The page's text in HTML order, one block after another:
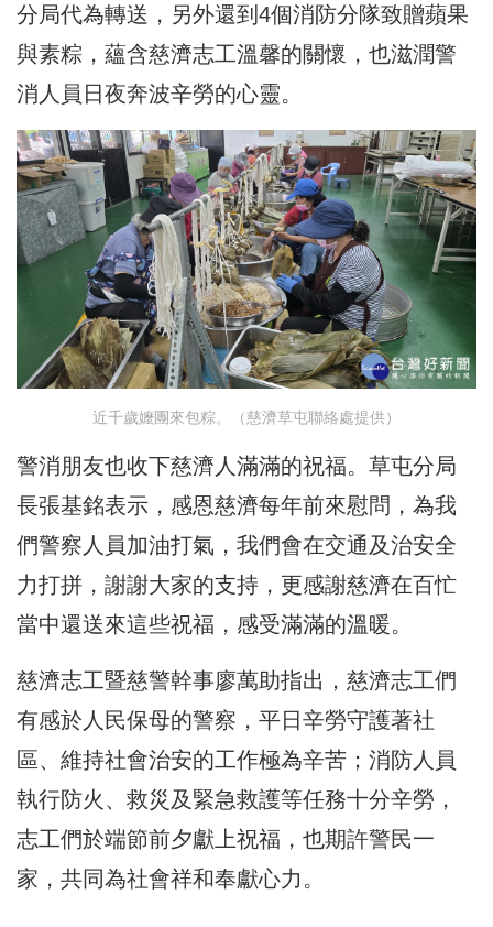
分局代為轉送，另外還到4個消防分隊致贈蘋果
與素粽，蘊含慈濟志工溫馨的關懷，也滋潤警
消人員日夜奔波辛勞的心靈。
近千歲嬤團來包粽。（慈濟草屯聯絡處提供）
警消朋友也收下慈濟人滿滿的祝福。草屯分局
長張基銘表示，感恩慈濟每年前來慰問，為我
們警察人員加油打氣，我們會在交通及治安全
力打拼，謝謝大家的支持，更感謝慈濟在百忙
當中還送來這些祝福，感受滿滿的溫暖。
慈濟志工暨慈警幹事廖萬助指出，慈濟志工們
有感於人民保母的警察，平日辛勞守護著社
區、維持社會治安的工作極為辛苦；消防人員
執行防火、救災及緊急救護等任務十分辛勞，
志工們於端節前夕獻上祝福，也期許警民一
家，共同為社會祥和奉獻心力。